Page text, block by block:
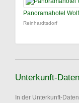
Panoramahotel
Reinhardtsdorf
Unterkunft-
In der Unterkunft-